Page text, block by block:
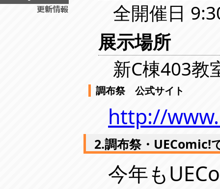
全開催日
展示場所
新C棟403教
調布祭 公式サイト
http://
2.調布祭・UEComic!
今年も